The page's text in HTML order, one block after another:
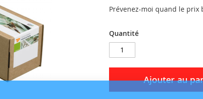
Prévenez-moi quand le prix
Quantité
Ajouter au